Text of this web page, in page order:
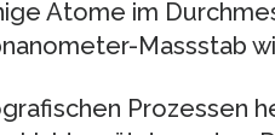
Atome im
Massstab
Prozessen